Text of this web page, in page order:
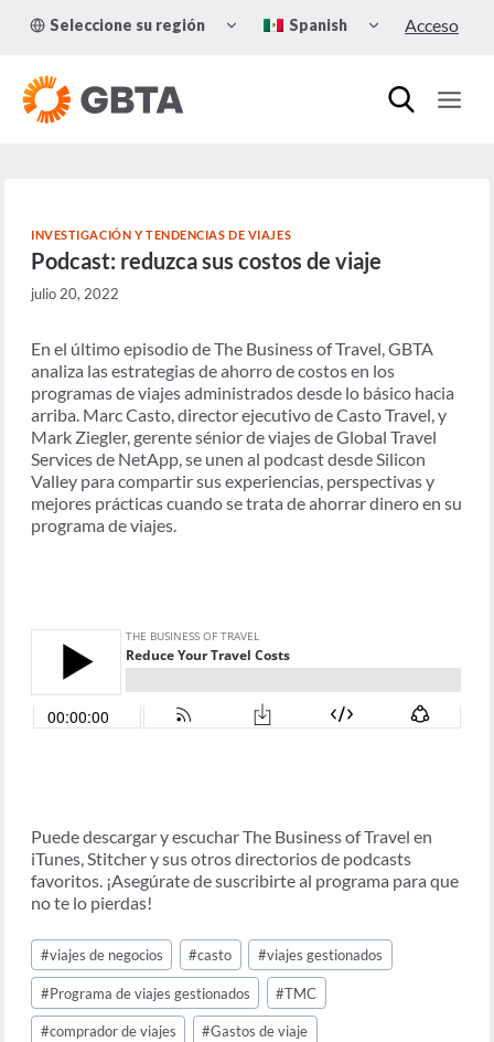
Seleccione su región
TOGGLE
CHILD
Spanish
CHILDAcceso
INVESTIGACIÓN Y TENDENCIAS DE VIAJES
Podcast: reduzca sus costos de viaje
julio 20, 2022
En el último episodio de The Business of Travel, GBTA
analiza las estrategias de ahorro de costos en los
programas de viajes administrados desde lo básico hacia
arriba. Marc Casto, director ejecutivo de Casto Travel, y
Mark Ziegler, gerente sénior de viajes de Global Travel
Services de NetApp, se unen al podcast desde Silicon
Valley para compartir sus experiencias, perspectivas y
mejores prácticas cuando se trata de ahorrar dinero en su
programa de viajes.
Puede descargar y escuchar The Business of Travel en
iTunes, Stitcher y sus otros directorios de podcasts
favoritos. ¡Asegúrate de suscribirte al programa para que
no te lo pierdas!
Post
Tags:
#viajes de negocios #casto #viajes gestionados
#Programa de viajes gestionados #TMC
#comprador de viajes #Gastos de viaje